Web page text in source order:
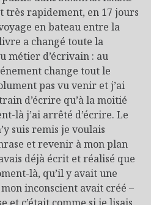
très rapidement, en 17 jours
en bateau entre la
a changé toute la
métier d’écrivain : au
change tout le
pas vu venir et j’ai
d’écrire qu’à la moitié
là j’ai arrêté d’écrire. Le
suis remis je voulais
et revenir à mon plan
déjà écrit et réalisé que
là, qu’il y avait une
inconscient avait créé –